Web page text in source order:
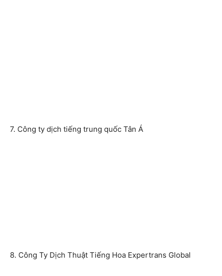
7. Công ty dịch tiếng trung quốc Tân Á
8. Công Ty Dịch Thuật Tiếng Hoa Expertrans Global